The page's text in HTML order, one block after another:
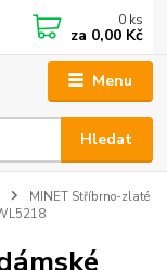
Menu
Hledat
0 ks
za 0,00 Kč
MINET Stříbrno-zlaté